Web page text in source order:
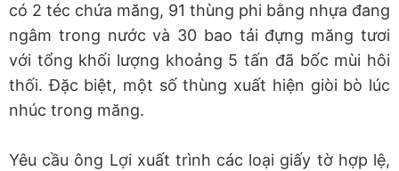
có 2 téc chứa măng, 91 thùng phi bằng nhựa đang
ngâm trong nước và 30 bao tải đựng măng tươi
với tổng khối lượng khoảng 5 tấn đã bốc mùi hôi
thối. Đặc biệt, một số thùng xuất hiện giòi bò lúc
nhúc trong măng.
Yêu cầu ông Lợi xuất trình các loại giấy tờ hợp lệ,